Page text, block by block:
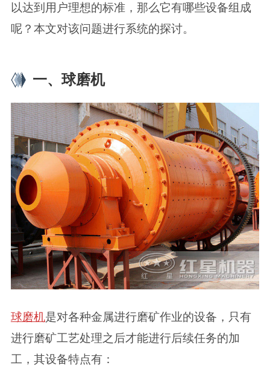
以达到用户理想的标准，那么它有哪些设备组成
呢？本文对该问题进行系统的探讨。
一、球磨机
球磨机是对各种金属进行磨矿作业的设备，只有
进行磨矿工艺处理之后才能进行后续任务的加
工，其设备特点有：